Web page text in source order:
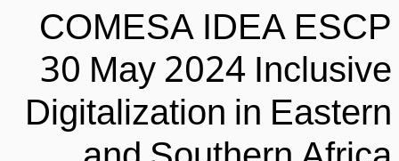
COMESA IDEA
30 May 2024
Digitalization in